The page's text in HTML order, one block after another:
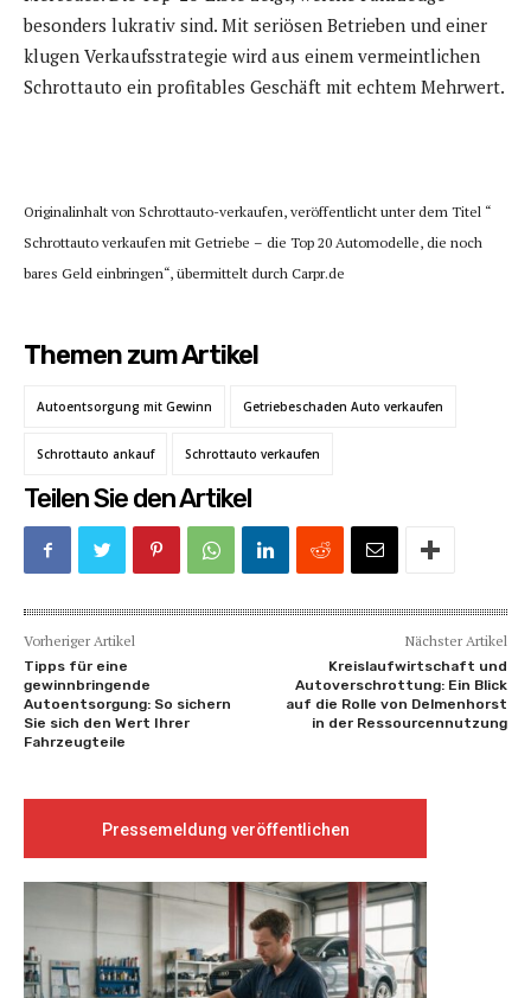
besonders lukrativ sind. Mit seriösen Betrieben und einer
klugen Verkaufsstrategie wird aus einem vermeintlichen
Schrottauto ein profitables Geschäft mit echtem Mehrwert.
Originalinhalt von Schrottauto-verkaufen, veröffentlicht unter dem Titel “
Schrottauto verkaufen mit Getriebe – die Top 20 Automodelle, die noch
bares Geld einbringen“, übermittelt durch Carpr.de
Themen zum Artikel
Autoentsorgung mit Gewinn Getriebeschaden Auto verkaufen
Schrottauto ankauf Schrottauto verkaufen
Teilen Sie den Artikel
Vorheriger Artikel
Tipps für eine
gewinnbringende
Autoentsorgung: So sichern
Sie sich den Wert Ihrer
Fahrzeugteile
Nächster Artikel
Kreislaufwirtschaft und
Autoverschrottung: Ein Blick
auf die Rolle von Delmenhorst
in der Ressourcennutzung
Pressemeldung veröffentlichen